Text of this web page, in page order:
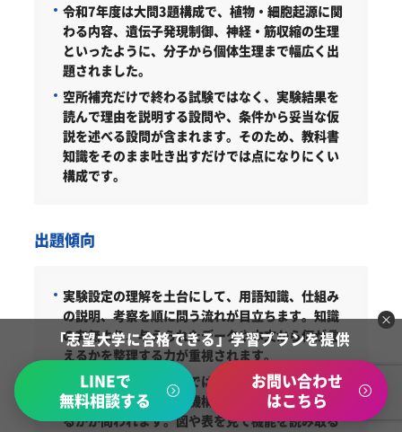
令和7年度は大問3題構成で、植物・細胞起源に関
わる内容、遺伝子発現制御、神経・筋収縮の生理
といったように、分子から個体生理まで幅広く出
題されました。
空所補充だけで終わる試験ではなく、実験結果を
読んで理由を説明する設問や、条件から妥当な仮
説を述べる設問が含まれます。そのため、教科書
知識をそのまま吐き出すだけでは点になりにくい
構成です。
出題傾向
実験設定の理解を土台にして、用語知識、仕組み
の説明、考察を順に問う流れが目立ちます。知識
の有無より、与えられたデータや本文から何が言
えるかを整理する力が重視されます。
分子生物や遺伝子発現では、語句暗記だけでな
く、転写・翻訳・制御機構を因果関係で説明でき
るかが問われます。図や表を見て機能を読み取る
「志望大学に合格できる」学習プランを提供
LINEで
無料相談する
お問い合わせ
はこちら